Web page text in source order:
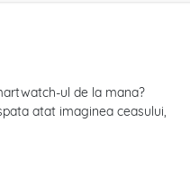
ul de la mana?
atat imaginea ceasului,